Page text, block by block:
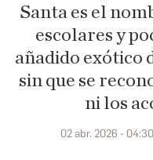
Santa es el
escolares y
añadido exótico
sin que se
ni los
02 abr. 2026 - 04:30